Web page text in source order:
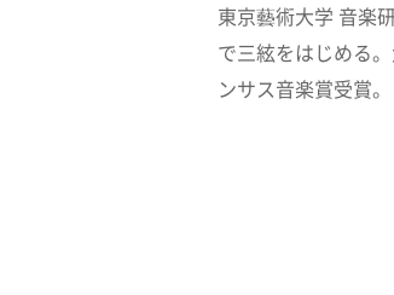
東京藝術大学 音楽
で三絃をはじめる
ンサス音楽賞受賞。